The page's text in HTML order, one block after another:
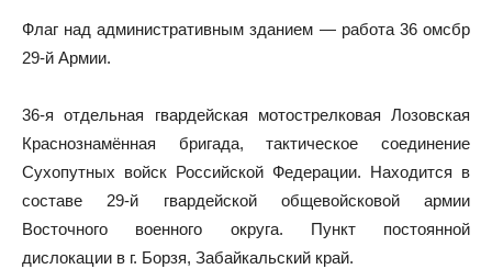
Флаг над административным зданием — работа 36 омсбр
29-й Армии.
36-я отдельная гвардейская мотострелковая Лозовская
Краснознамённая бригада, тактическое соединение
Сухопутных войск Российской Федерации. Находится в
составе 29-й гвардейской общевойсковой армии
Восточного военного округа. Пункт постоянной
дислокации в г. Борзя, Забайкальский край.